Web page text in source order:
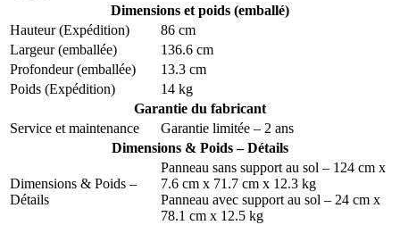
Dimensions et poids (emballé)
Hauteur (Expédition)
86 cm
Largeur (emballée)
136.6 cm
Profondeur (emballée)
13.3 cm
Poids (Expédition)
14 kg
Garantie du fabricant
Service et maintenance
Garantie limitée – 2 ans
Dimensions & Poids – Détails
Dimensions & Poids –
Détails
Panneau sans support au sol – 124 cm x
7.6 cm x 71.7 cm x 12.3 kg
Panneau avec support au sol – 24 cm x
78.1 cm x 12.5 kg